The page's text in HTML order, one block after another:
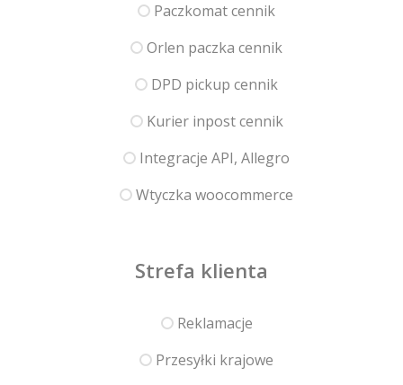
Paczkomat cennik
Orlen paczka cennik
DPD pickup cennik
Kurier inpost cennik
Integracje API, Allegro
Wtyczka woocommerce
Strefa klienta
Reklamacje
Przesyłki krajowe